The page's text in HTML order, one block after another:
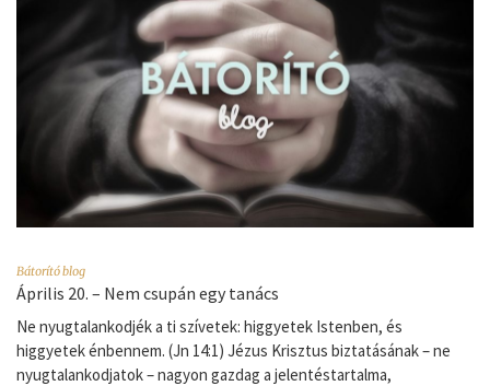
Bátorító blog
Április 20. – Nem csupán egy tanács
Ne nyugtalankodjék a ti szívetek: higgyetek Istenben, és
higgyetek énbennem. (Jn 14:1) Jézus Krisztus biztatásának – ne
nyugtalankodjatok – nagyon gazdag a jelentéstartalma,